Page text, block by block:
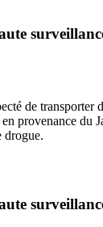
de transporter
provenance du
drogue.